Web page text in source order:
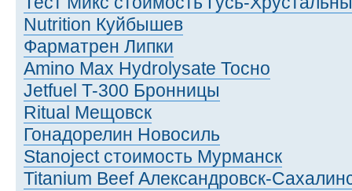
Nutrition Куйбышев
Фарматрен Липки
Amino Max Hydrolysate Тосно
Jetfuel T-300 Бронницы
Ritual Мещовск
Гонадорелин Новосиль
Stanoject стоимость Мурманск
Titanium Beef Александровск-